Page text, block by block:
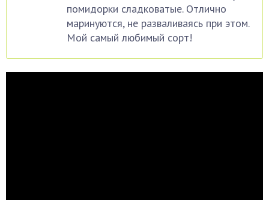
помидорки сладковатые. Отлично
маринуются, не разваливаясь при этом.
Мой самый любимый сорт!